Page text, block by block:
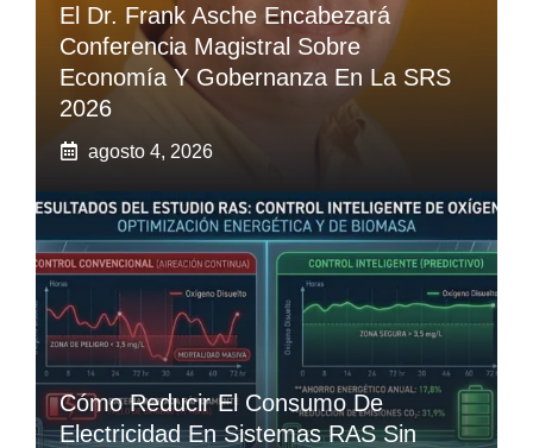
El Dr. Frank Asche Encabezará
Conferencia Magistral Sobre
Economía Y Gobernanza En La SRS
2026
agosto 4, 2026
Cómo Reducir El Consumo De
Electricidad En Sistemas RAS Sin